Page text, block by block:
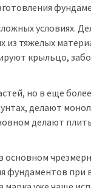
условиях.
из тяжелых
крыльцо,
но в еще
делают
делают
фундаментов при